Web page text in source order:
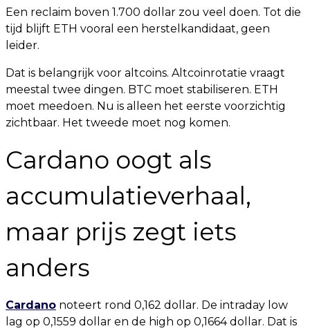
Een reclaim boven 1.700 dollar zou veel doen. Tot die
tijd blijft ETH vooral een herstelkandidaat, geen
leider.
Dat is belangrijk voor altcoins. Altcoinrotatie vraagt
meestal twee dingen. BTC moet stabiliseren. ETH
moet meedoen. Nu is alleen het eerste voorzichtig
zichtbaar. Het tweede moet nog komen.
Cardano oogt als
accumulatieverhaal,
maar prijs zegt iets
anders
Cardano noteert rond 0,162 dollar. De intraday low
lag op 0,1559 dollar en de high op 0,1664 dollar. Dat is